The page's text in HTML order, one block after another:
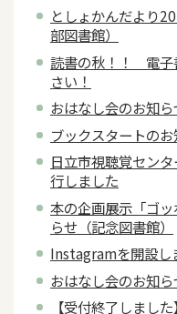
としょかんだより
部図書館）
読書の秋！！ 電子
さい！
おはなし会のお知ら
ブックスタートの
日立市視聴覚セン
行しました
本の企画展示「ゴ
らせ（記念図書館）
Instagramを開設し
おはなし会のお知ら
【受付終了しま